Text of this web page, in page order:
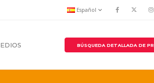
Español
BÚSQUEDA DETALLADA DE